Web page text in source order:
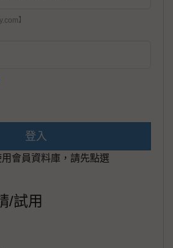
】
登入
會員資料庫，請先點選
/試用